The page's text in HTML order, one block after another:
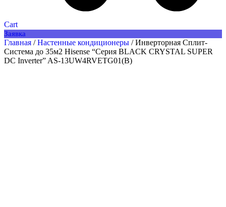
Cart
Заявка
Главная /Настенные кондиционеры / Инверторная Сплит-
Система до 35м2 Hisense “Серия BLACK CRYSTAL SUPER
DC Inverter” AS-13UW4RVETG01(B)